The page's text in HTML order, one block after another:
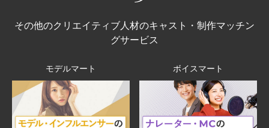
その他のクリエイティブ人材のキャスト・制作マッチン
グサービス
モデルマート ボイスマート